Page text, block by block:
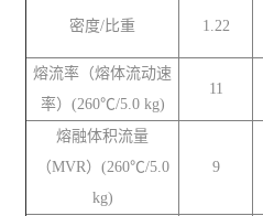
密度/比重 1.22
熔流率（熔体流动速
率）(260℃/5.0 kg)
11
熔融体积流量
（MVR）(260℃/5.0
kg)
9